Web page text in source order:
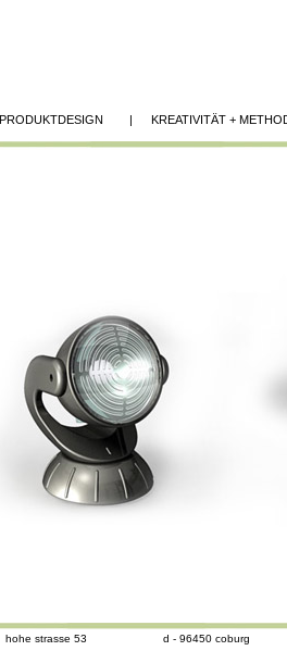
PRODUKTDESIGN | KREATIVITÄT +
hohe strasse 53 d - 96450 coburg